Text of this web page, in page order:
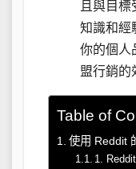
且與目
知識和經
你的個人
盟行銷的
Table of
使用 Reddit
1.